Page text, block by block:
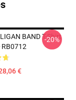
BAND T-Shirt
€
-20%